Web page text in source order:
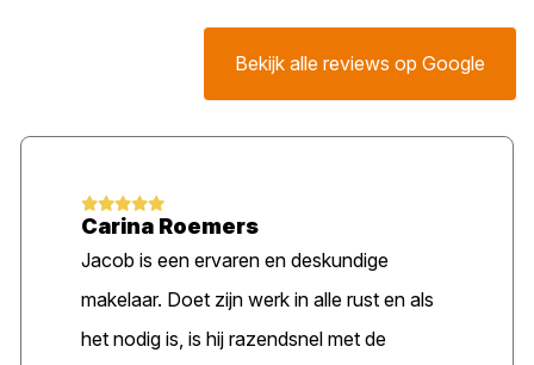
Bekijk alle reviews op Google
Carina Roemers
Jacob is een ervaren en deskundige
makelaar. Doet zijn werk in alle rust en als
het nodig is, is hij razendsnel met de